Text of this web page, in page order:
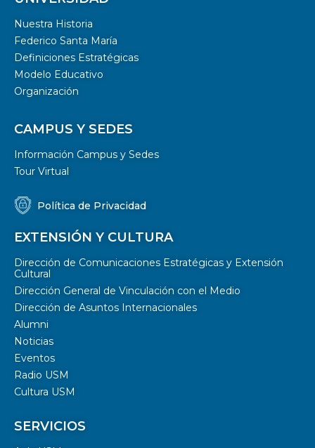
Nuestra Historia
Federico Santa María
Definiciones Estratégicas
Modelo Educativo
Organización
CAMPUS Y SEDES
Información Campus y Sedes
Tour Virtual
Política de Privacidad
EXTENSIÓN Y CULTURA
Dirección de Comunicaciones Estratégicas y Extensión
Cultural
Dirección General de Vinculación con el Medio
Dirección de Asuntos Internacionales
Alumni
Noticias
Eventos
Radio USM
Cultura USM
SERVICIOS